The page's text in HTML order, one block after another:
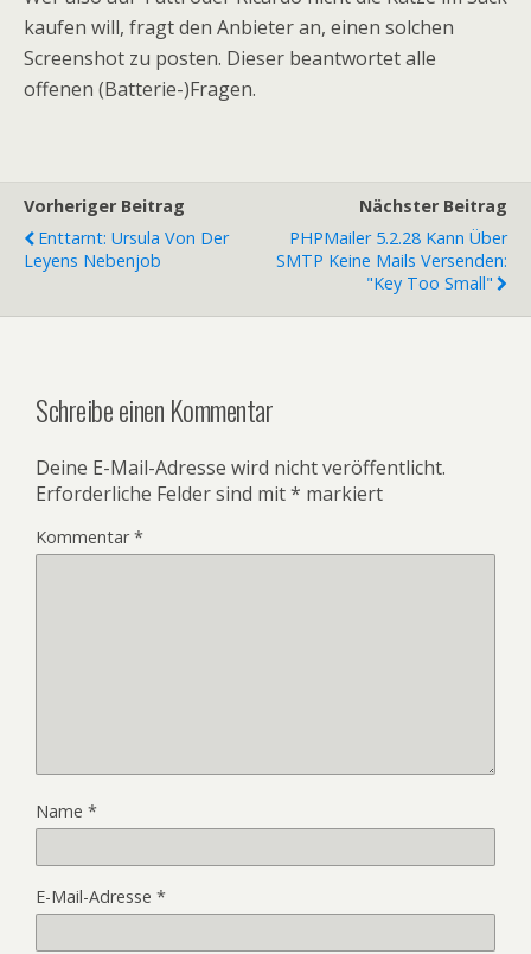
kaufen will, fragt den Anbieter an, einen solchen
Screenshot zu posten. Dieser beantwortet alle
offenen (Batterie-)Fragen.
Vorheriger Beitrag
Enttarnt: Ursula Von Der
Leyens Nebenjob
Nächster Beitrag
PHPMailer 5.2.28 Kann Über
SMTP Keine Mails Versenden:
"key Too Small"
Schreibe einen Kommentar
Deine E-Mail-Adresse wird nicht veröffentlicht.
Erforderliche Felder sind mit* markiert
Kommentar*
Name *
E-Mail-Adresse *